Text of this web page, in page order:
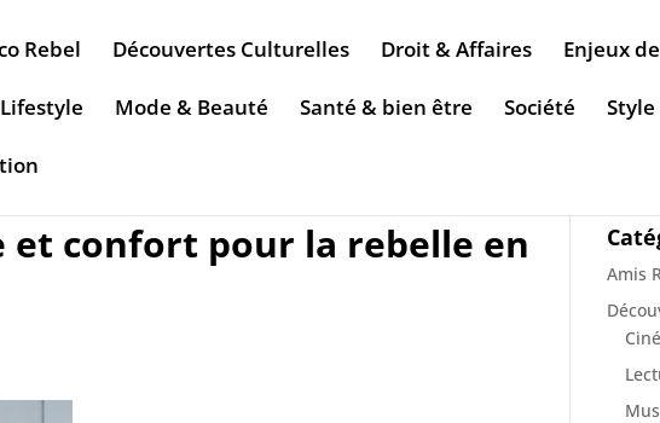
Rebel Découvertes Culturelles Droit & Affaires Enjeux
Lifestyle Mode & Beauté Santé & bien être Société
et confort pour la rebelle en
Amis